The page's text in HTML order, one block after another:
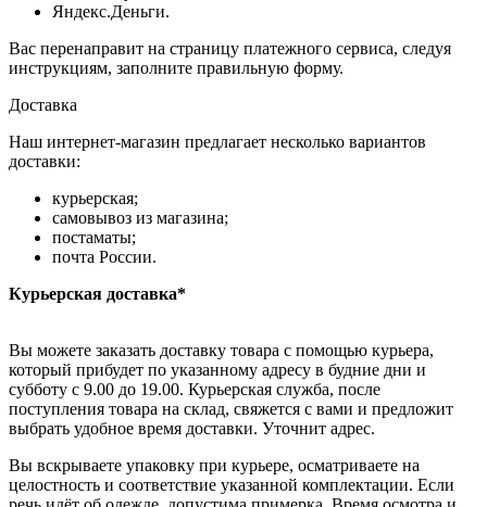
Яндекс.Деньги.
Вас перенаправит на страницу платежного сервиса, следуя
инструкциям, заполните правильную форму.
Доставка
Наш интернет-магазин предлагает несколько вариантов
доставки:
курьерская;
самовывоз из магазина;
постаматы;
почта России.
Курьерская доставка*
Вы можете заказать доставку товара с помощью курьера,
который прибудет по указанному адресу в будние дни и
субботу с 9.00 до 19.00. Курьерская служба, после
поступления товара на склад, свяжется с вами и предложит
выбрать удобное время доставки. Уточнит адрес.
Вы вскрываете упаковку при курьере, осматриваете на
целостность и соответствие указанной комплектации. Если